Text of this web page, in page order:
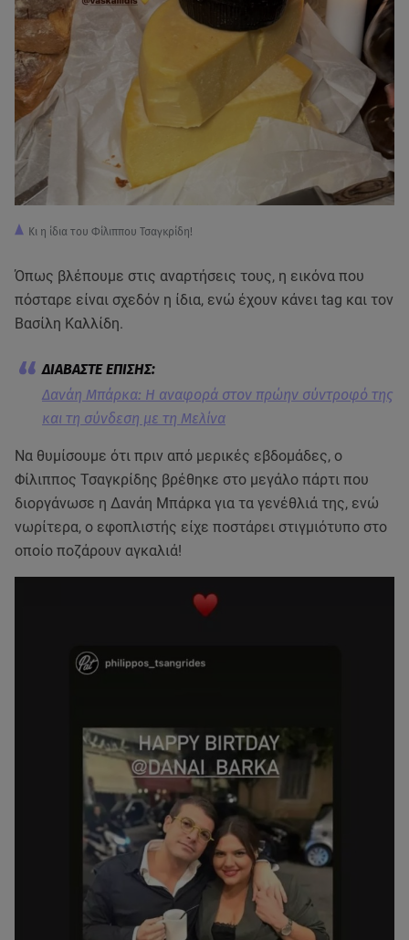
Κι η ίδια του Φίλιππου Τσαγκρίδη!
Όπως βλέπουμε στις αναρτήσεις τους, η εικόνα που
πόσταρε είναι σχεδόν η ίδια, ενώ έχουν κάνει tag και τον
Βασίλη Καλλίδη.
Δανάη Μπάρκα: Η αναφορά στον πρώην σύντροφό της
και τη σύνδεση με τη Μελίνα
Να θυμίσουμε ότι πριν από μερικές εβδομάδες, ο
Φίλιππος Τσαγκρίδης βρέθηκε στο μεγάλο πάρτι που
διοργάνωσε η Δανάη Μπάρκα για τα γενέθλιά της, ενώ
νωρίτερα, ο εφοπλιστής είχε ποστάρει στιγμιότυπο στο
οποίο ποζάρουν αγκαλιά!